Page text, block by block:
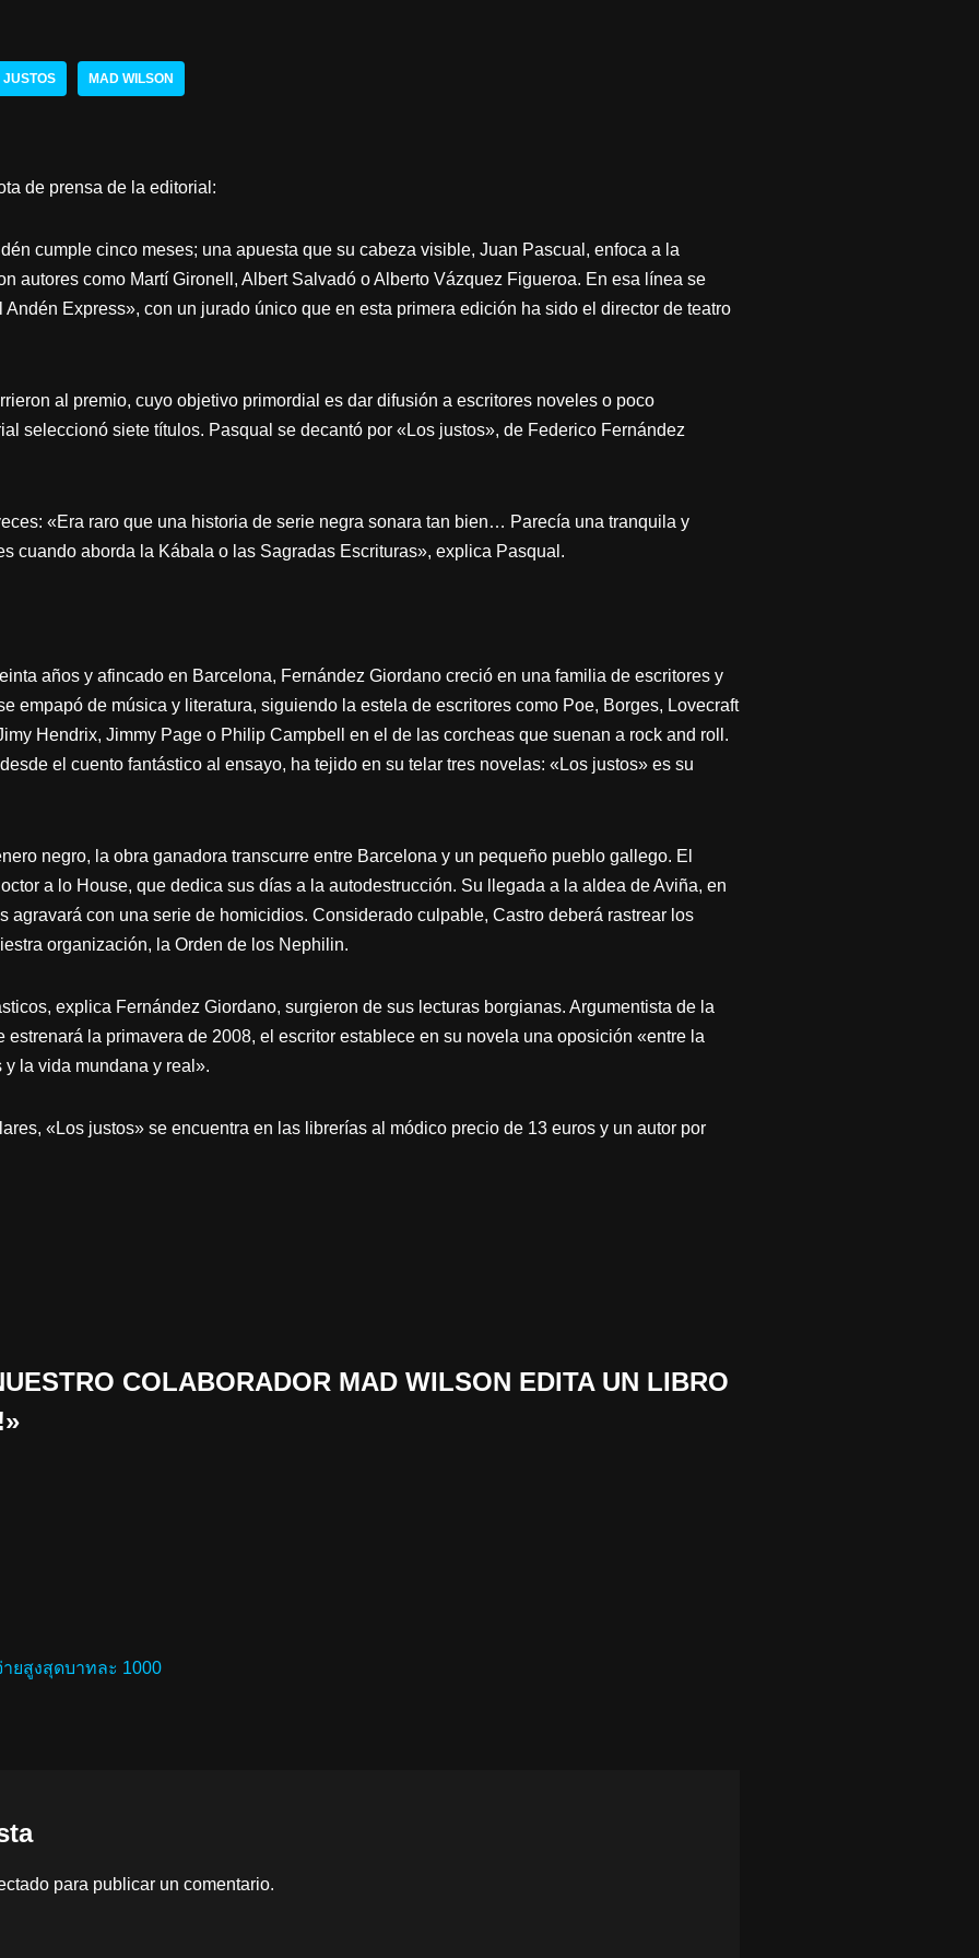
JUSTOS MAD WILSON
de prensa de la editorial:
cumple cinco meses; una apuesta que su cabeza visible, Juan Pascual, enfoca a la
autores como Martí Gironell, Albert Salvadó o Alberto Vázquez Figueroa. En esa línea se
Express», con un jurado único que en esta primera edición ha sido el director de teatro
al premio, cuyo objetivo primordial es dar difusión a escritores noveles o poco
seleccionó siete títulos. Pasqual se decantó por «Los justos», de Federico Fernández
«Era raro que una historia de serie negra sonara tan bien… Parecía una tranquila y
cuando aborda la Kábala o las Sagradas Escrituras», explica Pasqual.
años y afincado en Barcelona, Fernández Giordano creció en una familia de escritores y
empapó de música y literatura, siguiendo la estela de escritores como Poe, Borges, Lovecraft
Hendrix, Jimmy Page o Philip Campbell en el de las corcheas que suenan a rock and roll.
el cuento fantástico al ensayo, ha tejido en su telar tres novelas: «Los justos» es su
negro, la obra ganadora transcurre entre Barcelona y un pequeño pueblo gallego. El
a lo House, que dedica sus días a la autodestrucción. Su llegada a la aldea de Aviña, en
agravará con una serie de homicidios. Considerado culpable, Castro deberá rastrear los
organización, la Orden de los Nephilin.
explica Fernández Giordano, surgieron de sus lecturas borgianas. Argumentista de la
la primavera de 2008, el escritor establece en su novela una oposición «entre la
la vida mundana y real».
«Los justos» se encuentra en las librerías al módico precio de 13 euros y un autor por
COLABORADOR MAD WILSON EDITA UN LIBRO
ยสูงสุดบาทละ 1000
para publicar un comentario.